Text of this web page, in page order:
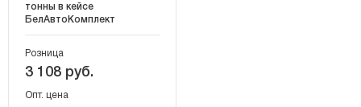
тонны в кейсе
БелАвтоКомплект
Розница
3 108 руб.
Опт. цена